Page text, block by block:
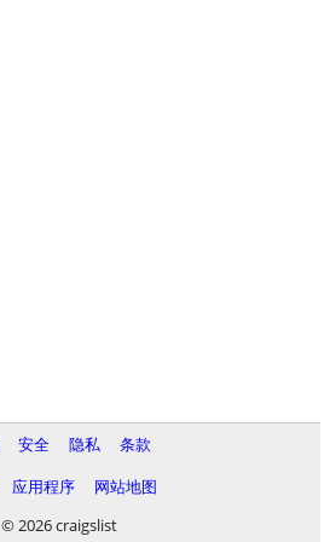
安全 隐私
条款
应用程序
网站地图
© 2026 craigslist